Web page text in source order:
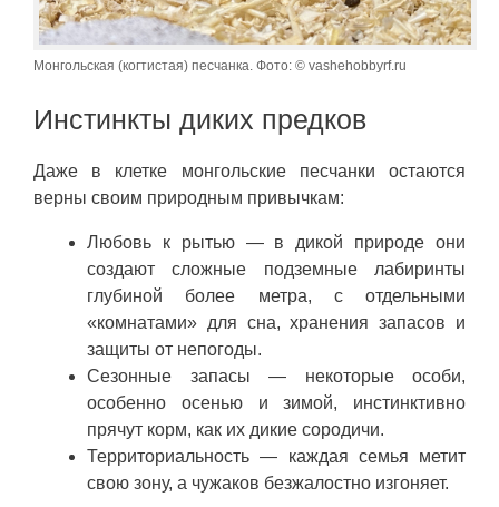
Монгольская (когтистая) песчанка. Фото: © vashehobbyrf.ru
Инстинкты диких предков
Даже в клетке монгольские песчанки остаются
верны своим природным привычкам:
Любовь к рытью — в дикой природе они
создают сложные подземные лабиринты
глубиной более метра, с отдельными
«комнатами» для сна, хранения запасов и
защиты от непогоды.
Сезонные запасы — некоторые особи,
особенно осенью и зимой, инстинктивно
прячут корм, как их дикие сородичи.
Территориальность — каждая семья метит
свою зону, а чужаков безжалостно изгоняет.